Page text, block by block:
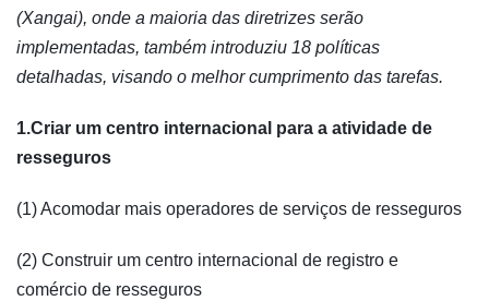
(Xangai), onde a maioria das diretrizes serão
implementadas, também introduziu 18 políticas
detalhadas, visando o melhor cumprimento das tarefas.
1.Criar um centro internacional para a atividade de
resseguros
(1) Acomodar mais operadores de serviços de resseguros
(2) Construir um centro internacional de registro e
comércio de resseguros